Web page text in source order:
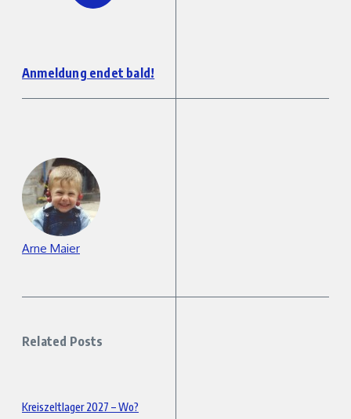
Anmeldung endet bald!
Arne Maier
Related Posts
Kreiszeltlager 2027 – Wo?